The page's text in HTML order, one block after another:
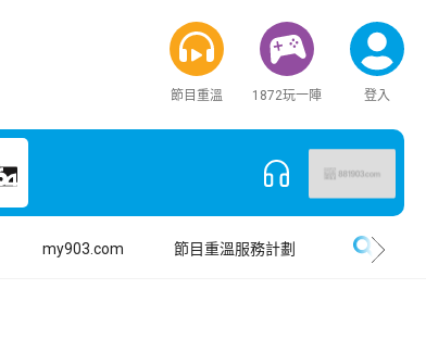
節目重溫 1872玩一陣 登入
my903.com 節目重溫服務計劃